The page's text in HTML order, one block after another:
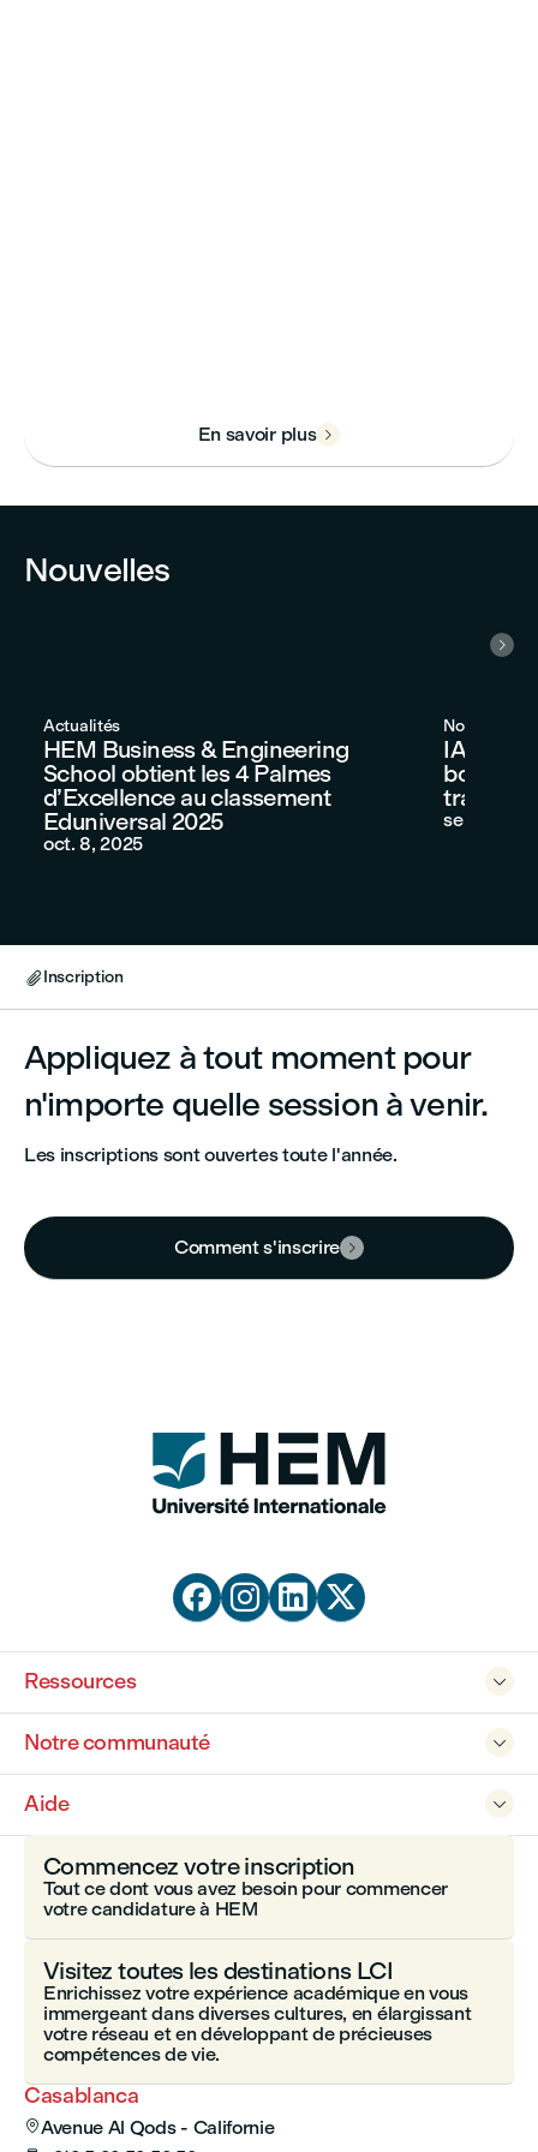
En savoir plus 
Nouvelles

Actualités
HEM Business & Engineering
School obtient les 4 Palmes
d’Excellence au classement
Eduniversal 2025
oct. 8, 2025
Nouveau
IA
boostez
sept. 2,
Inscription
Appliquez à tout moment pour
n'importe quelle session à venir.
Les inscriptions sont ouvertes toute l'année.
Comment s'inscrire 
   

Ressources

Notre communauté

Aide
Casablanca
Avenue Al Qods - Californie
Commencez votre inscription
Tout ce dont vous avez besoin pour commencer
votre candidature à HEM
Visitez toutes les destinations LCI
Enrichissez votre expérience académique en vous
immergeant dans diverses cultures, en élargissant
votre réseau et en développant de précieuses
compétences de vie.